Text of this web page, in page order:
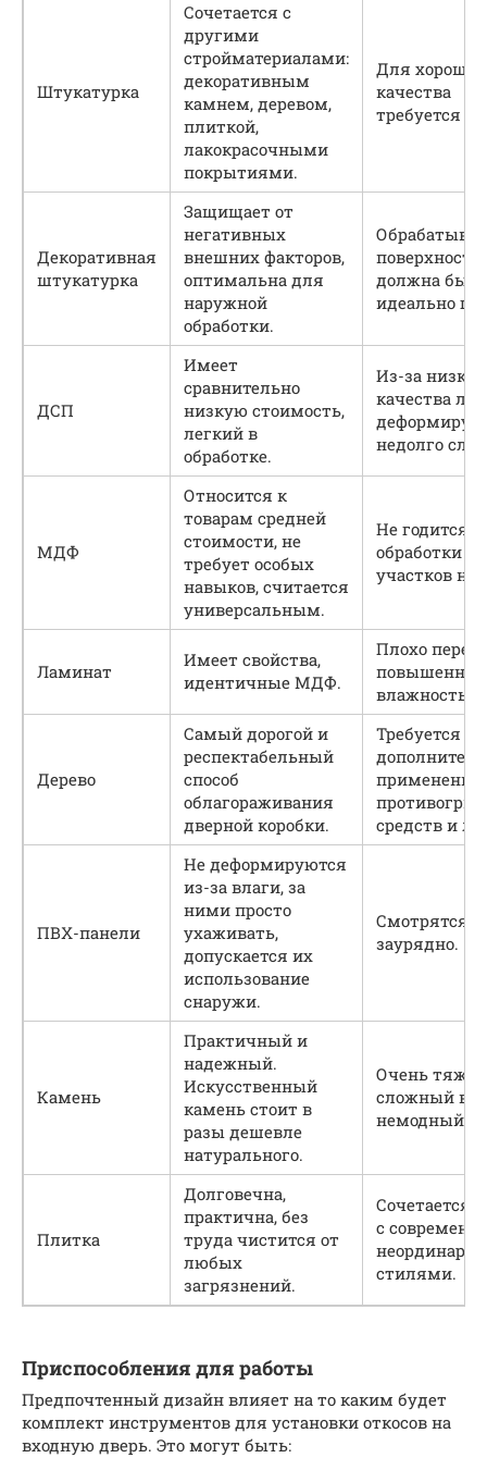
Штукатурка
Сочетается с
другими
стройматериалами:
декоративным
камнем, деревом,
плиткой,
лакокрасочными
покрытиями.
Для
качества
требуется
Декоративная
штукатурка
Защищает от
негативных
внешних факторов,
оптимальна для
наружной
обработки.
поверхность
должна быть
идеально
ДСП
Имеет
сравнительно
низкую стоимость,
легкий в
обработке.
Из-за
качества
недолго
МДФ
Относится к
товарам средней
стоимости, не
требует особых
навыков, считается
универсальным.
Не годится
обработки
участков на
Ламинат
Имеет свойства,
идентичные МДФ.
Плохо
влажность.
Дерево
Самый дорогой и
респектабельный
способ
облагораживания
дверной коробки.
Требуется
применение
средств и
ПВХ-панели
Не деформируются
из-за влаги, за
ними просто
ухаживать,
допускается их
использование
снаружи.
Смотрятся
заурядно.
Камень
Практичный и
надежный.
Искусственный
камень стоит в
разы дешевле
натурального.
Очень
сложный в
немодный.
Плитка
Долговечна,
практична, без
труда чистится от
любых
загрязнений.
Сочетается
с
стилями.
Приспособления для работы
Предпочтенный дизайн влияет на то каким будет
комплект инструментов для установки откосов на
входную дверь. Это могут быть: